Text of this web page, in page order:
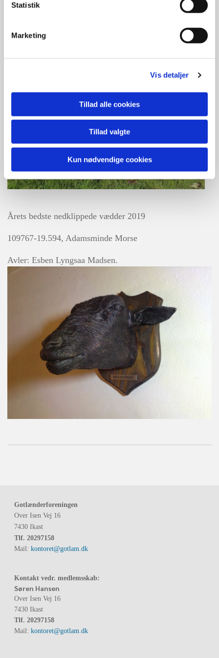
Statistik
Marketing
Vis detaljer
Tillad alle cookies
Tillad valgte
Kun nødvendige cookies
Årets bedste nedklippede vædder 2019
109767-19.594, Adamsminde Morse
Avler: Esben Lyngsaa Madsen.
Gotlænderforeningen
Over Isen Vej 16
7430 Ikast
Tlf. 20297158
Mail: kontoret@gotlam.dk
Kontakt vedr. medlemsskab:
Søren Hansen
Over Isen Vej 16
7430 Ikast
Tlf. 20297158
Mail: kontoret@gotlam.dk